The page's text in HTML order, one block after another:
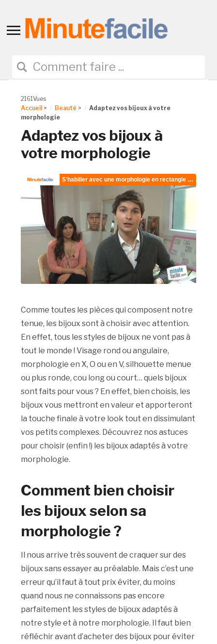
Toggle
navigation
2161Vues
Accueil > Beauté >
Adaptez vos bijoux à votre
morphologie
Adaptez vos bijoux à
votre morphologie
Comme toutes les pièces qui composent notre
tenue, les bijoux sont à choisir avec attention.
En effet, tous les styles de bijoux ne vont pas à
tout le monde ! Visage rond ou angulaire,
morphologie en X, O ou en V, silhouette menue
ou plus ronde, cou long ou court… quels bijoux
sont faits pour vous ? En effet, bien choisis, les
bijoux vous mettront en valeur et apporteront
la touche finale à votre look tout en dissimulant
vos petits complexes. Découvrez nos astuces
pour choisir (enfin !) les bijoux adaptés à votre
morphologie.
Comment bien choisir
les bijoux selon sa
morphologie ?
Il nous arrive très souvent de craquer sur des
bijoux sans essayer au préalable. Mais c’est une
erreur qu’il faut à tout prix éviter, du moins
quand nous ne connaissons pas encore
parfaitement les styles de bijoux adaptés à
notre style et à notre morphologie. Il faut bien
réfléchir avant d’acheter des bijoux pour éviter